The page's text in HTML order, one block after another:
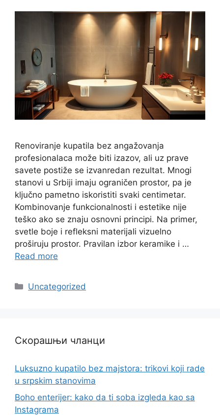
Renoviranje kupatila bez angažovanja
profesionalaca može biti izazov, ali uz prave
savete postiže se izvanredan rezultat. Mnogi
stanovi u Srbiji imaju ograničen prostor, pa je
ključno pametno iskoristiti svaki centimetar.
Kombinovanje funkcionalnosti i estetike nije
teško ako se znaju osnovni principi. Na primer,
svetle boje i refleksni materijali vizuelno
proširuju prostor. Pravilan izbor keramike i …
Read more
Categories
Uncategorized
Скорашњи чланци
Luksuzno kupatilo bez majstora: trikovi koji rade
u srpskim stanovima
Boho enterijer: kako da ti soba izgleda kao sa
Instagrama